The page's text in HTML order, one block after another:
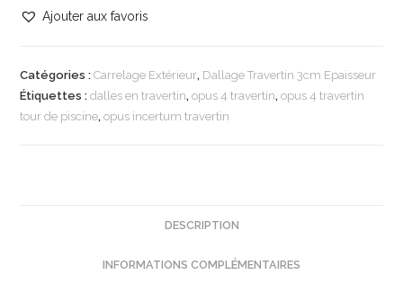
Ajouter aux favoris
Catégories :Carrelage Extérieur, Dallage Travertin 3cm Epaisseur
Étiquettes :dalles en travertin,opus 4 travertin,opus 4 travertin
tour de piscine,opus incertum travertin
DESCRIPTION
INFORMATIONS COMPLÉMENTAIRES